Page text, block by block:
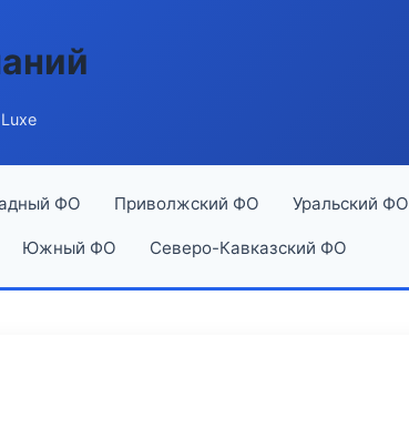
ФО Приволжский ФО Уральский ФО
Южный ФО Северо-Кавказский ФО